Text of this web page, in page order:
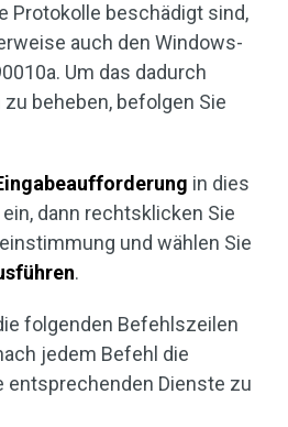
Protokolle beschädigt sind,
auch den Windows-
Um das dadurch
beheben, befolgen Sie
in dies
dann rechtsklicken Sie
und wählen Sie
.
folgenden Befehlszeilen
jedem Befehl die
entsprechenden Dienste zu